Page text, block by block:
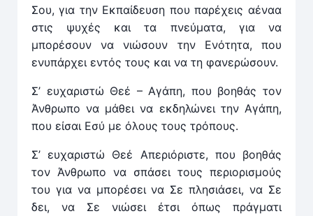
Σου, για την Εκπαίδευση που παρέχεις αέναα
στις ψυχές και τα πνεύματα, για να
μπορέσουν να νιώσουν την Ενότητα, που
ενυπάρχει εντός τους και να τη φανερώσουν.
Σ’ ευχαριστώ Θεέ – Αγάπη, που βοηθάς τον
Άνθρωπο να μάθει να εκδηλώνει την Αγάπη,
που είσαι Εσύ με όλους τους τρόπους.
Σ’ ευχαριστώ Θεέ Απεριόριστε, που βοηθάς
τον Άνθρωπο να σπάσει τους περιορισμούς
του για να μπορέσει να Σε πλησιάσει, να Σε
δει, να Σε νιώσει έτσι όπως πράγματι